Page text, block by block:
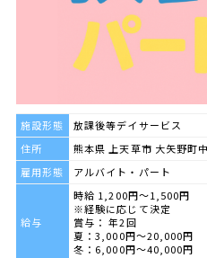
施設形態
放課後等デイサービス
住所
熊本県 上天草市 大矢野町
雇用形態
アルバイト・パート
給与
時給 1,200円～1,500円
※経験に応じて決定
賞与： 年2回
夏：3,000円～20,000円
冬：6,000円～40,000円